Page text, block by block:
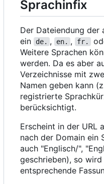
Sprachinfix
Der Dateiendung der
ein
de. , en. , fr.
Weitere Sprachen
werden. Da es aber
Verzeichnisse mit
Namen geben kann
registrierte
berücksichtigt.
Erscheint in der URL
nach der Domain ein
auch "Englisch/",
geschrieben), so
entsprechende